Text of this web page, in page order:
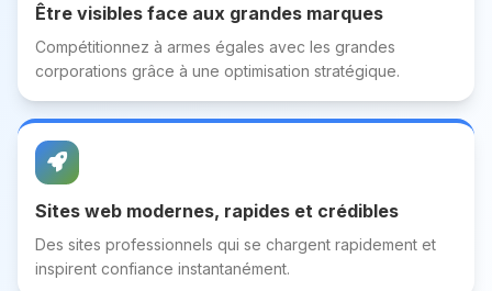
Être visibles face aux grandes marques
Compétitionnez à armes égales avec les grandes
corporations grâce à une optimisation stratégique.
Sites web modernes, rapides et crédibles
Des sites professionnels qui se chargent rapidement et
inspirent confiance instantanément.